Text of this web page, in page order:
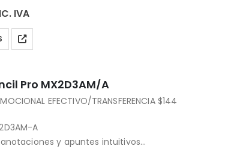
quinta y sexta generación)
pulgadas
tercera y cuarta generación)
IVA
Pro MX2D3AM/A
EFECTIVO/TRANSFERENCIA $144
A
y apuntes intuitivos